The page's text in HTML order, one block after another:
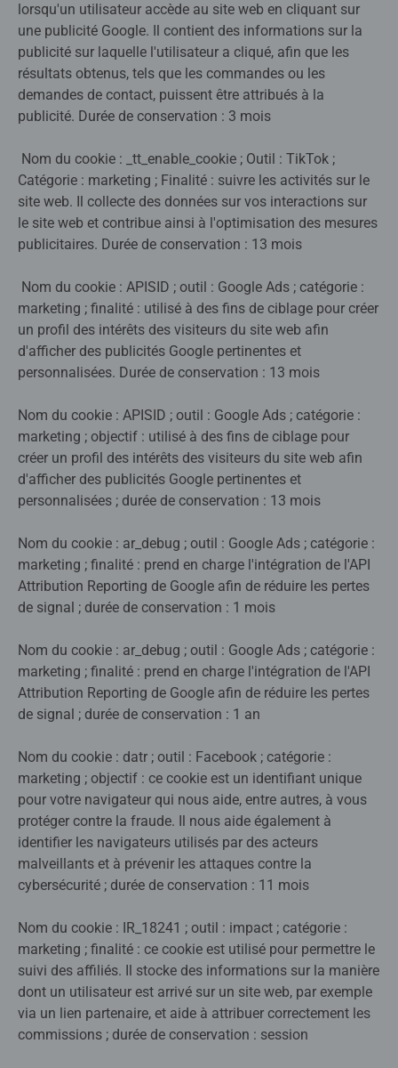
lorsqu'un utilisateur accède au site web en cliquant sur
une publicité Google. Il contient des informations sur la
publicité sur laquelle l'utilisateur a cliqué, afin que les
résultats obtenus, tels que les commandes ou les
demandes de contact, puissent être attribués à la
publicité. Durée de conservation : 3 mois
Nom du cookie : _tt_enable_cookie ; Outil : TikTok ;
Catégorie : marketing ; Finalité : suivre les activités sur le
site web. Il collecte des données sur vos interactions sur
le site web et contribue ainsi à l'optimisation des mesures
publicitaires. Durée de conservation : 13 mois
Nom du cookie : APISID ; outil : Google Ads ; catégorie :
marketing ; finalité : utilisé à des fins de ciblage pour créer
un profil des intérêts des visiteurs du site web afin
d'afficher des publicités Google pertinentes et
personnalisées. Durée de conservation : 13 mois
Nom du cookie : APISID ; outil : Google Ads ; catégorie :
marketing ; objectif : utilisé à des fins de ciblage pour
créer un profil des intérêts des visiteurs du site web afin
d'afficher des publicités Google pertinentes et
personnalisées ; durée de conservation : 13 mois
Nom du cookie : ar_debug ; outil : Google Ads ; catégorie :
marketing ; finalité : prend en charge l'intégration de l'API
Attribution Reporting de Google afin de réduire les pertes
de signal ; durée de conservation : 1 mois
Nom du cookie : ar_debug ; outil : Google Ads ; catégorie :
marketing ; finalité : prend en charge l'intégration de l'API
Attribution Reporting de Google afin de réduire les pertes
de signal ; durée de conservation : 1 an
Nom du cookie : datr ; outil : Facebook ; catégorie :
marketing ; objectif : ce cookie est un identifiant unique
pour votre navigateur qui nous aide, entre autres, à vous
protéger contre la fraude. Il nous aide également à
identifier les navigateurs utilisés par des acteurs
malveillants et à prévenir les attaques contre la
cybersécurité ; durée de conservation : 11 mois
Nom du cookie : IR_18241 ; outil : impact ; catégorie :
marketing ; finalité : ce cookie est utilisé pour permettre le
suivi des affiliés. Il stocke des informations sur la manière
dont un utilisateur est arrivé sur un site web, par exemple
via un lien partenaire, et aide à attribuer correctement les
commissions ; durée de conservation : session